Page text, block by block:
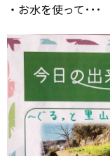
・お水を使って･･･